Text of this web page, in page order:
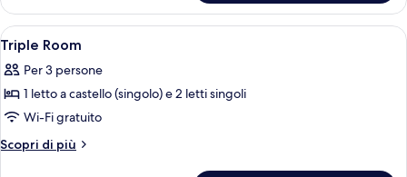
Bed
Room
Apri
tutte
le
foto
per
Triple
Una cassaforte in camera, una
4
Triple Room
Per 3 persone
1 letto a castello (singolo) e 2 letti singoli
Wi-Fi gratuito
Scopri di più
Altri